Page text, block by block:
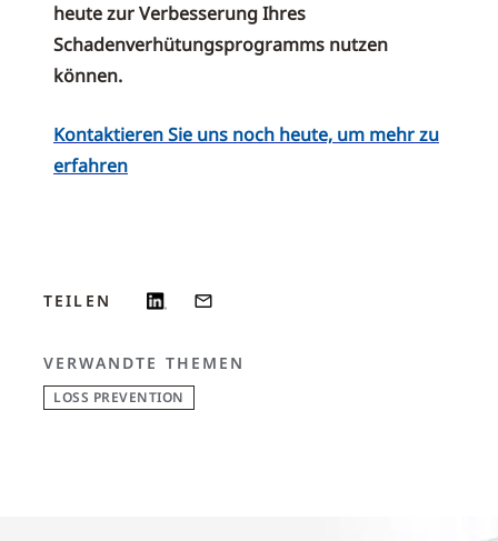
heute zur Verbesserung Ihres
Schadenverhütungsprogramms nutzen
können.
Kontaktieren Sie uns noch heute, um mehr zu
erfahren
TEILEN
VERWANDTE THEMEN
LOSS PREVENTION